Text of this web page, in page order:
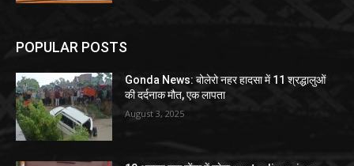
POPULAR POSTS
Gonda News: बोलेरो नहर हादसा में 11 श्रद्धालुओं
की दर्दनाक मौत, एक लापता
August 3, 2025